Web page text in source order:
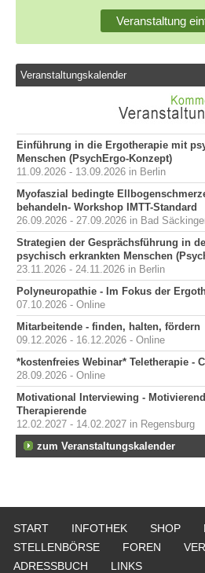
Veranstaltung
Veranstaltungskalender
Einführung in die Ergotherapie mit
Menschen (PsychErgo-Konzept)
11.09.2026 - 13.09.2026 in Berlin
Myofaszial bedingte
behandeln- Workshop IMTT-Standard
26.09.2026 - 27.09.2026 in Bad
Strategien der Gesprächsführung in
psychisch erkrankten Menschen
23.11.2026 - 24.11.2026 in Berlin
Polyneuropathie - Im Fokus der
07.10.2026 - Online
Mitarbeitende - finden, halten, fördern
09.12.2026 - 16.12.2026 - Online
*kostenfreies Webinar* Teletherapie -
28.09.2026 - Online
Motivational Interviewing -
Therapierende
12.02.2027 - 14.02.2027 in Regensburg
zum Veranstaltungskalender
START INFOTHEK SHOP
STELLENBÖRSE
FOREN
ADRESSBUCH
LINKS